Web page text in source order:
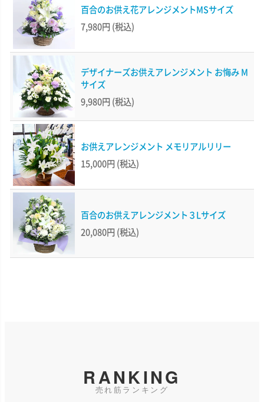
百合のお供え花アレンジメントMSサイズ
7,980円 (税込)
デザイナーズお供えアレンジメント お悔み M
サイズ
9,980円 (税込)
お供えアレンジメント メモリアルリリー
15,000円 (税込)
百合のお供えアレンジメント３Lサイズ
20,080円 (税込)